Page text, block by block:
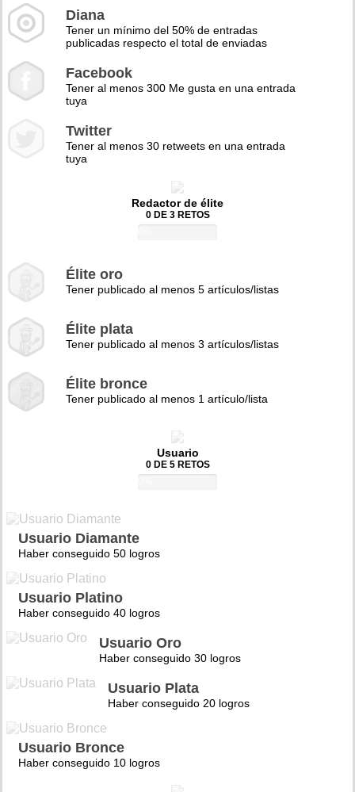
Diana
Tener un mínimo del 50% de entradas
publicadas respecto el total de enviadas
Facebook
Tener al menos 300 Me gusta en una entrada
tuya
Twitter
Tener al menos 30 retweets en una entrada
tuya
Redactor de élite
0 DE 3 RETOS
Élite oro
Tener publicado al menos 5 artículos/listas
Élite plata
Tener publicado al menos 3 artículos/listas
Élite bronce
Tener publicado al menos 1 artículo/lista
Usuario
0 DE 5 RETOS
Usuario Diamante
Haber conseguido 50 logros
Usuario Platino
Haber conseguido 40 logros
Usuario Oro
Haber conseguido 30 logros
Usuario Plata
Haber conseguido 20 logros
Usuario Bronce
Haber conseguido 10 logros